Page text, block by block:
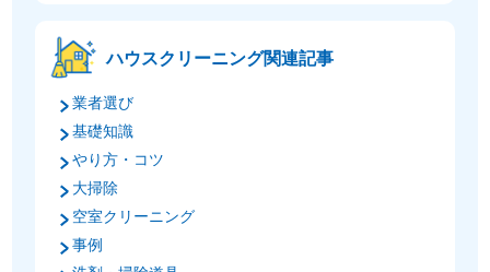
ハウスクリーニング関連記事
業者選び
基礎知識
やり方・コツ
大掃除
空室クリーニング
事例